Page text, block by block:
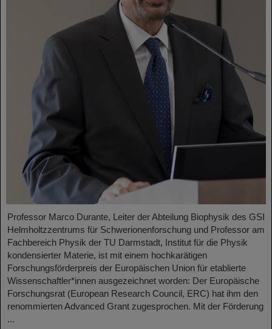
Professor Marco Durante, Leiter der Abteilung Biophysik des GSI
Helmholtzzentrums für Schwerionenforschung und Professor am
Fachbereich Physik der TU Darmstadt, Institut für die Physik
kondensierter Materie, ist mit einem hochkarätigen
Forschungsförderpreis der Europäischen Union für etablierte
Wissenschaftler*innen ausgezeichnet worden: Der Europäische
Forschungsrat (European Research Council, ERC) hat ihm den
renommierten Advanced Grant zugesprochen. Mit der Förderung
...